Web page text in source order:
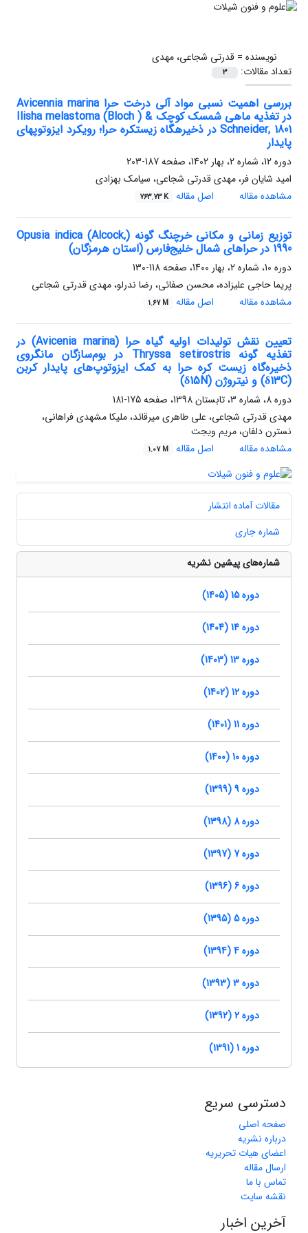
نویسنده =قدرتی شجاعی، مهدی
تعداد مقالات:
3
بررسی اهمیت نسبی مواد آلی درخت حرا Avicennia marina
در تغذیه ماهی شمسک کوچک Ilisha melastoma (Bloch ) &
Schneider, 1801 در ذخیرهگاه زیستکره حرا؛ رویکرد ایزوتوپهای
پایدار
دوره 12، شماره 2، بهار 1402، صفحه
187-203
امید شایان فر، مهدی قدرتی شجاعی، سیامک بهزادی
مشاهده مقاله
اصل مقاله 763.73 K
توزیع زمانی و مکانی خرچنگ گونه (Opusia indica (Alcock,
1990 در حراهای شمال خلیج‌فارس (استان هرمزگان)
دوره 10، شماره 2، بهار 1400، صفحه
118-130
پریما حاجی علیزاده، محسن صفائی، رضا ندرلو، مهدی قدرتی شجاعی
مشاهده مقاله
اصل مقاله 1.67 M
تعیین نقش تولیدات اولیه گیاه حرا (Avicenia marina) در
تغذیه گونه‌ Thryssa setirostris در بوم‌سازگان مانگروی
ذخیره‌گاه زیست کره حرا به کمک ایزوتوپ‌های پایدار کربن
(δ13C) و نیتروژن (δ15N)
دوره 8، شماره 3، تابستان 1398، صفحه
175-181
مهدی قدرتی شجاعی، علی طاهری میرقائد، ملیکا مشهدی فراهانی،
نسترن دلفان، مریم ویجت
مشاهده مقاله
اصل مقاله 1.07 M
مقالات آماده انتشار
شماره جاری
شماره‌های پیشین نشریه
دوره 15 (1405)
دوره 14 (1404)
دوره 13 (1403)
دوره 12 (1402)
دوره 11 (1401)
دوره 10 (1400)
دوره 9 (1399)
دوره 8 (1398)
دوره 7 (1397)
دوره 6 (1396)
دوره 5 (1395)
دوره 4 (1394)
دوره 3 (1393)
دوره 2 (1392)
دوره 1 (1391)
دسترسی سریع
صفحه اصلی
درباره نشریه
اعضای هیات تحریریه
ارسال مقاله
تماس با ما
نقشه سایت
آخرین اخبار